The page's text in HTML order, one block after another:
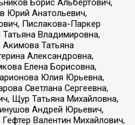
Юрий Анатольевич,
Пислакова-Паркер
Владимировна,
Акимова Татьяна
Александровна,
Елена Борисовна,
Юлия Юрьевна,
Светлана Сергеевна,
Щур Татьяна Михайловна,
Андрей Юрьевич,
Валентин Михайлович,